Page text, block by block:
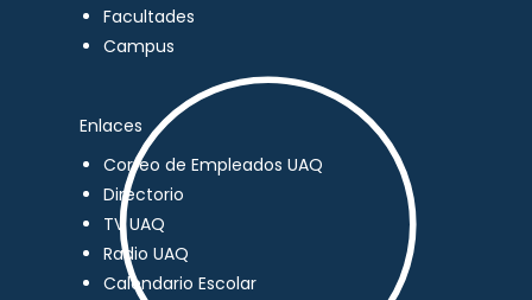
Facultades
Campus
Enlaces
Correo de Empleados UAQ
Directorio
TV UAQ
Radio UAQ
Calendario Escolar